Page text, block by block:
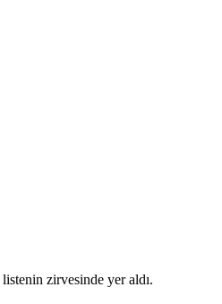
zirvesinde yer aldı.